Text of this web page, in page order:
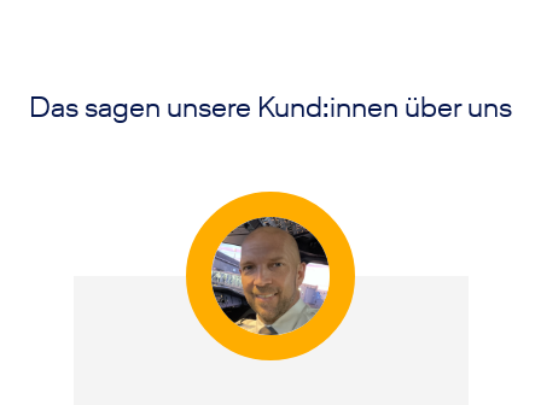
Das sagen unsere Kund:innen über uns